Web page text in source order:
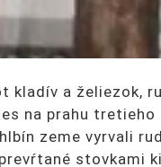
kladív a želiezok,
na prahu
zeme vyrvali
stovkami